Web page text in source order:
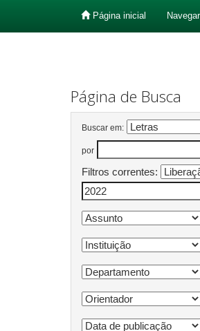
Página inicial Navegar
Página de Busca
Buscar em:
por
Filtros correntes: